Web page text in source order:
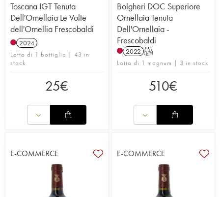
Toscana IGT Tenuta
Dell'Ornellaia Le Volte
dell'Ornellia Frescobaldi
2024
Lotto di 1 bottiglia | 43 in
stock
25€
Bolgheri DOC Superiore
Ornellaia Tenuta
Dell'Ornellaia -
Frescobaldi
2022 T
Lotto di 1 magnum | 3 in stock
510€
E-COMMERCE E-COMMERCE